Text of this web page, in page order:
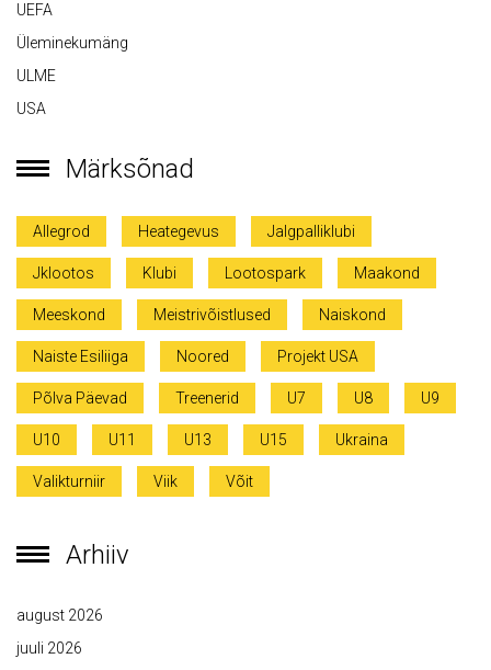
UEFA
Üleminekumäng
ULME
USA
Märksõnad
Allegrod Heategevus Jalgpalliklubi
Jklootos Klubi Lootospark Maakond
Meeskond Meistrivõistlused Naiskond
Naiste Esiliiga Noored Projekt USA
Põlva Päevad Treenerid U7 U8 U9
U10 U11 U13 U15 Ukraina
Valikturniir Viik Võit
Arhiiv
august 2026
juuli 2026